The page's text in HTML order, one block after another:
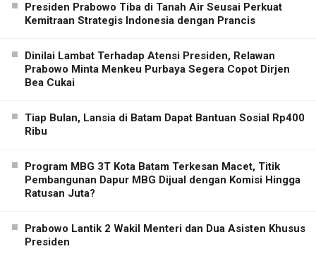
Presiden Prabowo Tiba di Tanah Air Seusai Perkuat
Kemitraan Strategis Indonesia dengan Prancis
Dinilai Lambat Terhadap Atensi Presiden, Relawan
Prabowo Minta Menkeu Purbaya Segera Copot Dirjen
Bea Cukai
Tiap Bulan, Lansia di Batam Dapat Bantuan Sosial Rp400
Ribu
Program MBG 3T Kota Batam Terkesan Macet, Titik
Pembangunan Dapur MBG Dijual dengan Komisi Hingga
Ratusan Juta?
Prabowo Lantik 2 Wakil Menteri dan Dua Asisten Khusus
Presiden